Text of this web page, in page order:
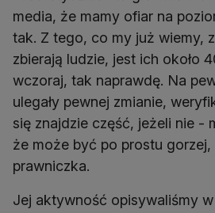
media, że mamy ofiar na
tak. Z tego, co my już wiemy,
zbierają ludzie, jest ich około
wczoraj, tak naprawdę. Na
ulegały pewnej zmianie,
się znajdzie część, jeżeli nie -
że może być po prostu gorzej,
prawniczka.
Jej aktywność opisywaliśmy